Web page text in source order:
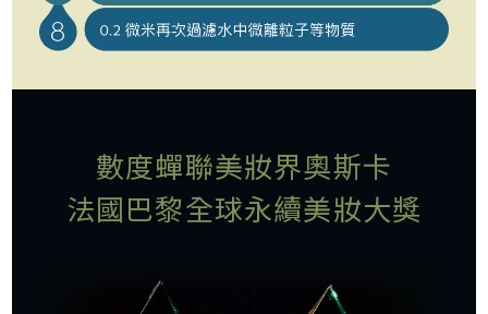
數度蟬聯美妝界奧斯卡
法國巴黎全球永續美妝大獎